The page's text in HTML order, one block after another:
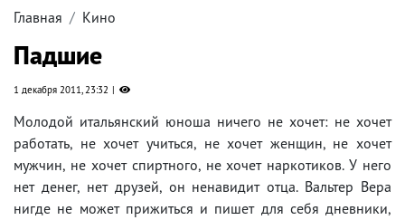
Главная Кино
Падшие
1 декабря 2011, 23:32
Молодой итальянский юноша ничего не хочет: не хочет
работать, не хочет учиться, не хочет женщин, не хочет
мужчин, не хочет спиртного, не хочет наркотиков. У него
нет денег, нет друзей, он ненавидит отца. Вальтер Вера
нигде не может прижиться и пишет для себя дневники,